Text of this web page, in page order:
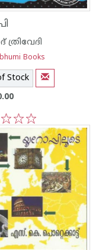
ത്രിവേദി
Books
Stock
4
3